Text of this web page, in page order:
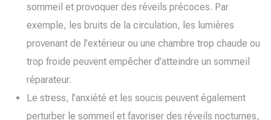
sommeil et provoquer des réveils précoces. Par
exemple, les bruits de la circulation, les lumières
provenant de l’extérieur ou une chambre trop chaude ou
trop froide peuvent empêcher d’atteindre un sommeil
réparateur.
Le stress, l’anxiété et les soucis peuvent également
perturber le sommeil et favoriser des réveils nocturnes,